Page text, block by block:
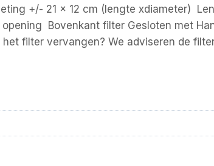
+/- 21 x 12 cm (lengte xdiameter)
Bovenkant filter Gesloten met
filter vervangen? We adviseren de